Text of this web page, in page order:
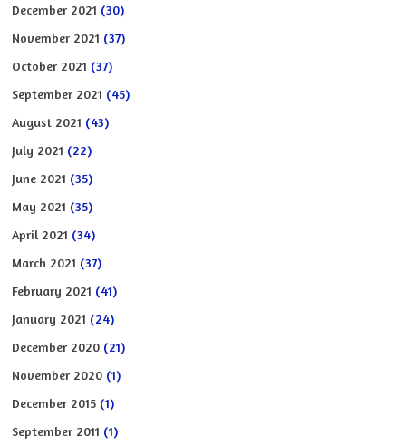
December 2021 (30)
November 2021 (37)
October 2021 (37)
September 2021 (45)
August 2021 (43)
July 2021 (22)
June 2021 (35)
May 2021 (35)
April 2021 (34)
March 2021 (37)
February 2021 (41)
January 2021 (24)
December 2020 (21)
November 2020 (1)
December 2015 (1)
September 2011 (1)